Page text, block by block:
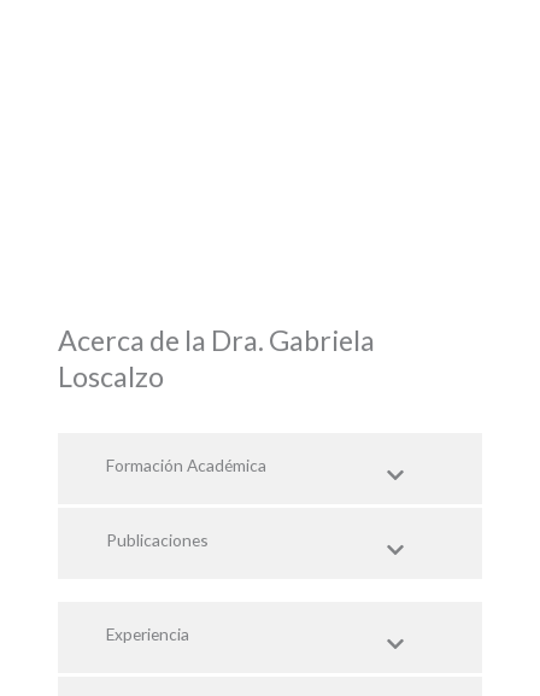
Acerca de la Dra. Gabriela
Loscalzo
Formación Académica
Publicaciones
Experiencia